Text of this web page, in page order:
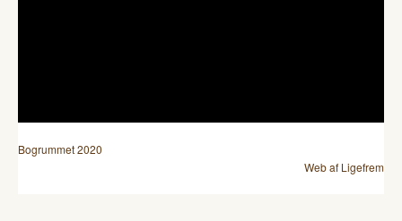
Bogrummet 2020
Web af Ligefrem